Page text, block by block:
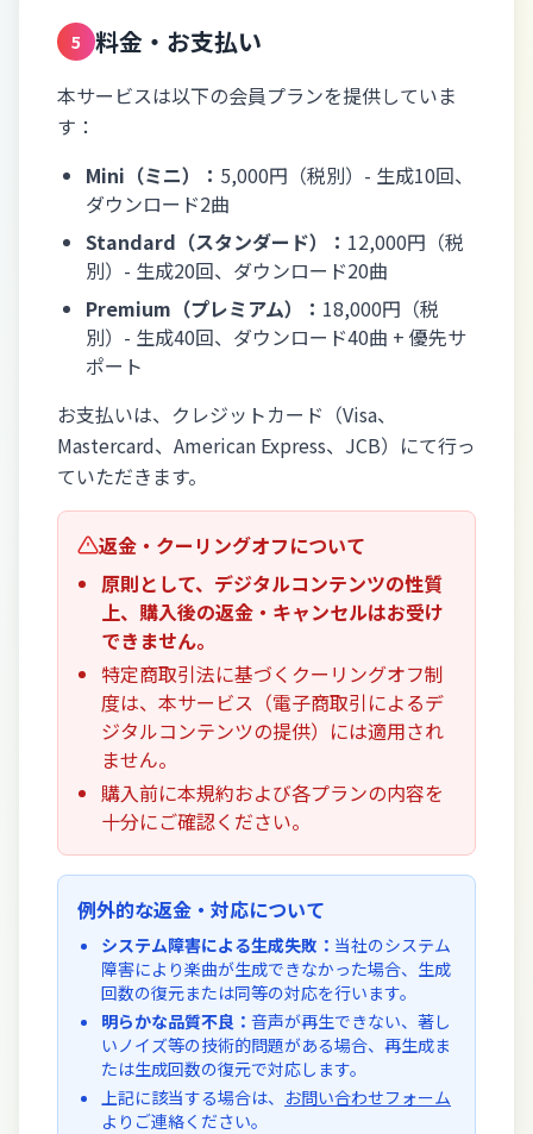
5 料金・お支払い
本サービスは以下の会員プランを提供していま
す：
Mini（ミニ）： 5,000円（税別）- 生成10回、
ダウンロード2曲
Standard（スタンダード）： 12,000円（税
別）- 生成20回、ダウンロード20曲
Premium（プレミアム）： 18,000円（税
別）- 生成40回、ダウンロード40曲 + 優先サ
ポート
お支払いは、クレジットカード（Visa、
Mastercard、American Express、JCB）にて行っ
ていただきます。
返金・クーリングオフについて
原則として、デジタルコンテンツの性質
上、購入後の返金・キャンセルはお受け
できません。
特定商取引法に基づくクーリングオフ制
度は、本サービス（電子商取引によるデ
ジタルコンテンツの提供）には適用され
ません。
購入前に本規約および各プランの内容を
十分にご確認ください。
例外的な返金・対応について
システム障害による生成失敗： 当社のシステム
障害により楽曲が生成できなかった場合、生成
回数の復元または同等の対応を行います。
明らかな品質不良： 音声が再生できない、著し
いノイズ等の技術的問題がある場合、再生成ま
たは生成回数の復元で対応します。
上記に該当する場合は、 お問い合わせフォーム
よりご連絡ください。